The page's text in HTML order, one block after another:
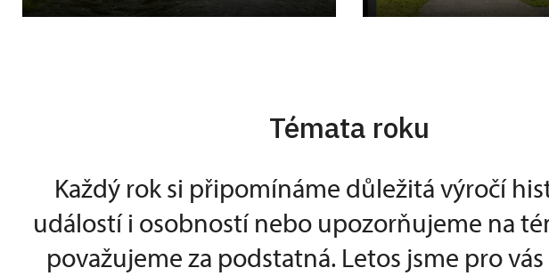
Témata roku
Každý rok si připomínáme důležitá výročí
událostí i osobností nebo upozorňujeme na
považujeme za podstatná. Letos jsme pro